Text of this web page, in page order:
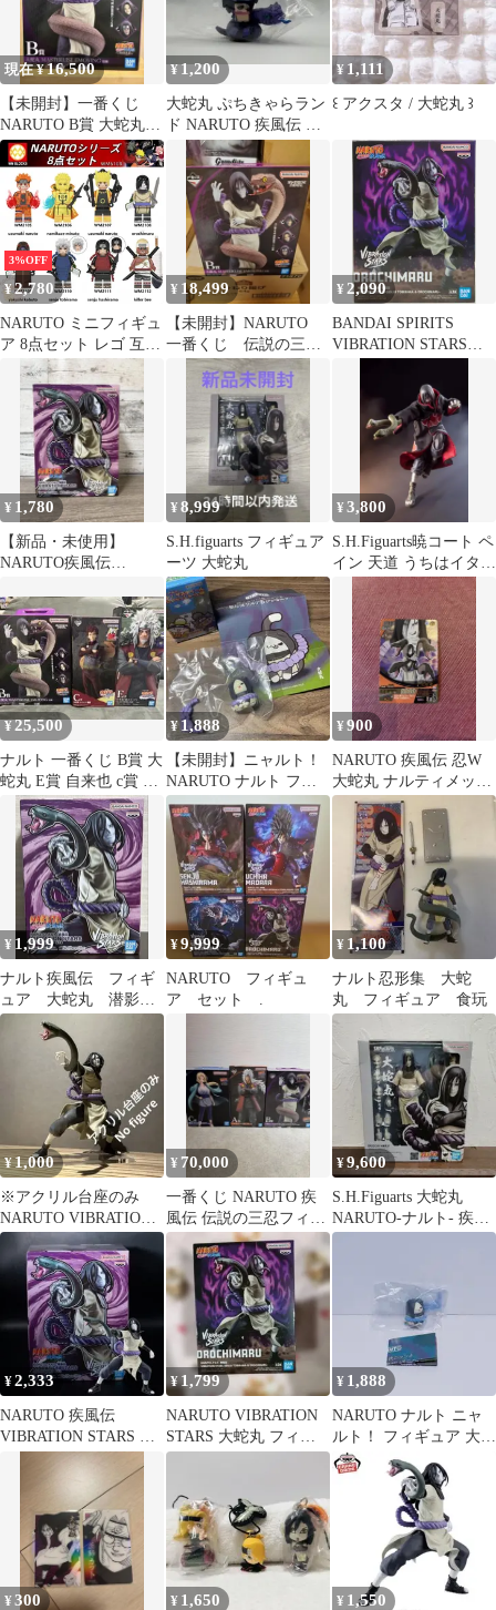
現在 ¥16,500
【未開封】一番くじ
NARUTO B賞 大蛇丸
フィギュア
Orochimaru
¥1,200
大蛇丸 ぷちきゃらラン
ド NARUTO 疾風伝 忍
界大戦編 フィギュア
¥ 1,111
‪꒰ アクスタ / 大蛇丸 ꒱
3%OFF
¥2,780
NARUTO ミニフィギュ
ア 8点セット レゴ 互換
レゴ人形のブロック 武
器防具付 うずまきナル
ト/大蛇丸/ WM6108
¥ 18,499
【未開封】NARUTO
一番くじ 伝説の三
忍 B賞 綱手 大蛇
¥ 2,090
BANDAI SPIRITS
VIBRATION STARS
OROCHIMARU- 大蛇丸
¥ 1,780
【新品・未使用】
NARUTO疾風伝
蛇丸
¥8,999
S.H.figuarts フィギュア
ーツ 大蛇丸
¥3,800
S.H.Figuarts暁コート ペ
イン 天道 うちはイタチ
大蛇丸 本体なし
¥25,500
ナルト 一番くじ B賞 大
蛇丸 E賞 自来也 c賞 我
愛羅
¥ 1,888
【未開封】ニャルト！
NARUTO ナルト フィ
ギュア 大蛇丸 即日発送
¥900
NARUTO 疾風伝 忍W
大蛇丸 ナルティメット
フォーメーション
¥ 1,999
ナルト疾風伝 フィギ
ュア 大蛇丸 潜影蛇
手
¥9,999
NARUTO フィギュ
ア セット .
¥ 1,100
ナルト忍形集 大蛇
丸 フィギュア 食玩
¥1,000
※アクリル台座のみ
NARUTO VIBRATION
STARS 大蛇丸 台座
¥ 70,000
一番くじ NARUTO 疾
風伝 伝説の三忍フィギ
ュア
¥9,600
S.H.Figuarts 大蛇丸
NARUTO-ナルト- 疾風
伝
¥2,333
NARUTO 疾風伝
VIBRATION STARS 大
蛇丸 フィギュア
¥1,799
NARUTO VIBRATION
STARS 大蛇丸 フィギ
ュア
¥ 1,888
NARUTO ナルト ニャ
ルト！ フィギュア 大蛇
丸
¥300 ¥ 1,650 ¥ 1,550